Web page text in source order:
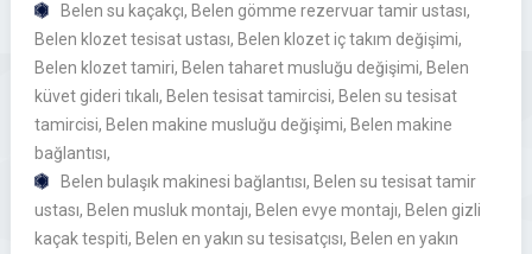
Belen su kaçakçı, Belen gömme rezervuar tamir ustası,
Belen klozet tesisat ustası, Belen klozet iç takım değişimi,
Belen klozet tamiri, Belen taharet musluğu değişimi, Belen
küvet gideri tıkalı, Belen tesisat tamircisi, Belen su tesisat
tamircisi, Belen makine musluğu değişimi, Belen makine
bağlantısı,
Belen bulaşık makinesi bağlantısı, Belen su tesisat tamir
ustası, Belen musluk montajı, Belen evye montajı, Belen gizli
kaçak tespiti, Belen en yakın su tesisatçısı, Belen en yakın